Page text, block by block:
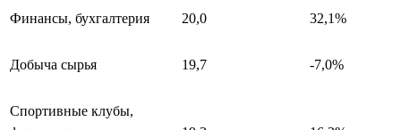
Финансы, бухгалтерия 20,0 32,1%
Добыча сырья 19,7 -7,0%
Спортивные клубы,